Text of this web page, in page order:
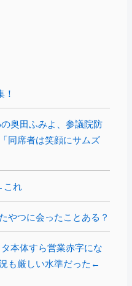
！
奥田ふみよ、参議院防
同席者は笑顔にサムズ
これ
やつに会ったことある？
本体すら営業赤字にな
も厳しい水準だった←